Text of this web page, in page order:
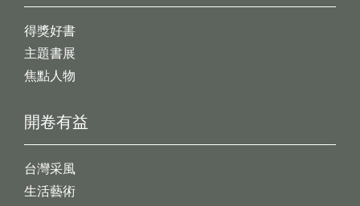
開卷有益
台灣采風
生活藝術
得獎好書
主題書展
焦點人物